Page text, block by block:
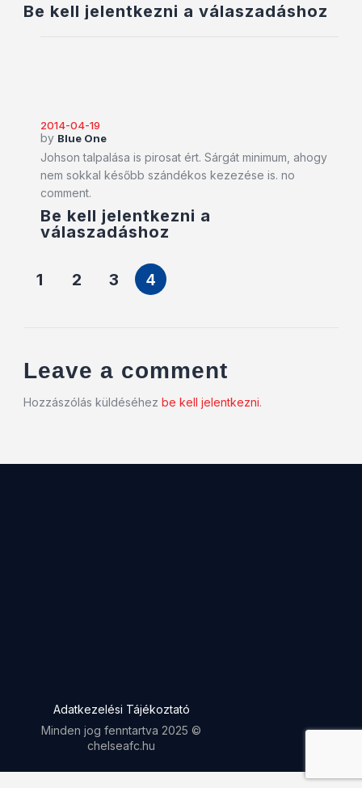
Be kell jelentkezni a válaszadáshoz
2014-04-19
by Blue One
Johson talpalása is pirosat ért. Sárgát minimum, ahogy
nem sokkal később szándékos kezezése is. no
comment.
Be kell jelentkezni a
válaszadáshoz
1 2 3 4
Leave a comment
Hozzászólás küldéséhez be kell jelentkezni.
Adatkezelési Tájékoztató
Minden jog fenntartva 2025 ©
chelseafc.hu